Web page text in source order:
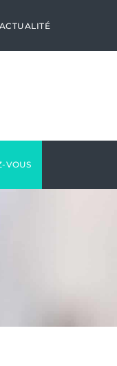
ACTUALITÉ
VOUS